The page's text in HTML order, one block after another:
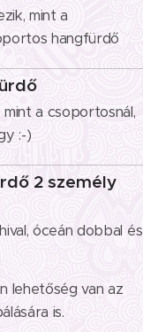
mint a
hangfürdő
mint a csoportosnál,
:-)
2 személy
óceán dobbal és
lehetőség van az
is.